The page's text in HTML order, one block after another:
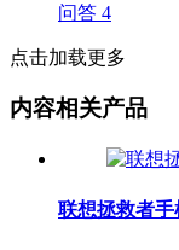
问答 4
点击加载更多
内容相关产品
联想拯救者手